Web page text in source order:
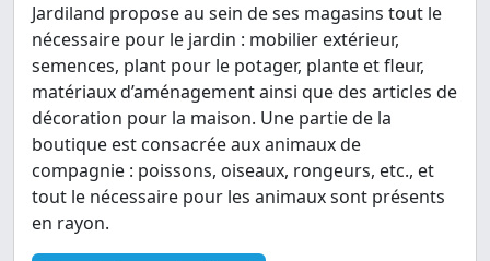
Jardiland propose au sein de ses magasins tout le
nécessaire pour le jardin : mobilier extérieur,
semences, plant pour le potager, plante et fleur,
matériaux d’aménagement ainsi que des articles de
décoration pour la maison. Une partie de la
boutique est consacrée aux animaux de
compagnie : poissons, oiseaux, rongeurs, etc., et
tout le nécessaire pour les animaux sont présents
en rayon.